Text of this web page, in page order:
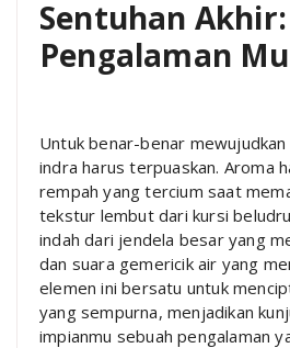
Sentuhan Akhir:
Pengalaman
Untuk benar-benar
indra harus terpuaskan. Aroma
rempah yang tercium saat
tekstur lembut dari kursi
indah dari jendela besar yang
dan suara gemericik air yang
elemen ini bersatu untuk
yang sempurna, menjadikan
impianmu sebuah pengalaman